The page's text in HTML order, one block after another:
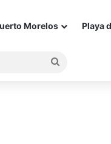
Morelos Playa